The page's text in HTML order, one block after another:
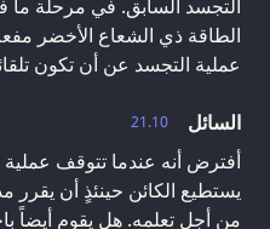
التجسد السابق. في مرحلة ما
الطاقة ذي الشعاع الأخضر
عملية التجسد عن أن تكون
21.10
السائل
أفترض أنه عندما تتوقف عملية
يستطيع الكائن حينئذٍ أن يقرر
من أجل تعلمه. هل يقوم أيضاً